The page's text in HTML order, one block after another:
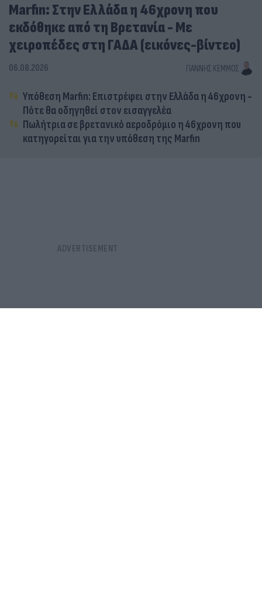
Marfin: Στην Ελλάδα η 46χρονη που
εκδόθηκε από τη Βρετανία - Με
χειροπέδες στη ΓΑΔΑ (εικόνες-βίντεο)
06.08.2026 ΓΙΆΝΝΗΣ ΚΈΜΜΟΣ
Υπόθεση Marfin: Επιστρέφει στην Ελλάδα η 46χρονη -
Πότε θα οδηγηθεί στον εισαγγελέα
Πωλήτρια σε βρετανικό αεροδρόμιο η 46χρονη που
κατηγορείται για την υπόθεση της Marfin